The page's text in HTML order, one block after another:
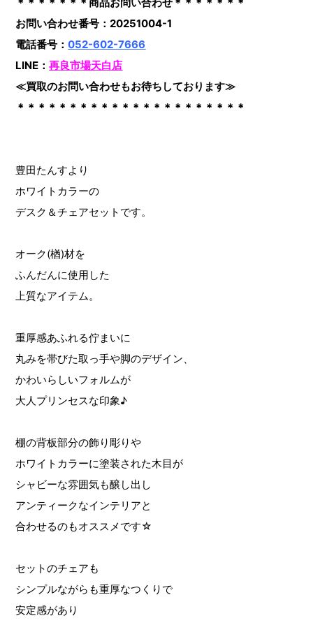
お問い合わせ番号：20251004-1
電話番号：052-602-7666
LINE：再良市場天白店
≪買取のお問い合わせもお待ちしております≫
＊＊＊＊＊＊＊＊＊＊＊＊＊＊＊＊＊＊＊＊＊＊
豊田たんすより
ホワイトカラーの
デスク＆チェアセットです。
オーク(楢)材を
ふんだんに使用した
上質なアイテム。
重厚感あふれる佇まいに
丸みを帯びた取っ手や脚のデザイン、
かわいらしいフォルムが
大人プリンセスな印象♪
棚の背板部分の飾り彫りや
ホワイトカラーに塗装された木目が
シャビーな雰囲気も醸し出し
アンティークなインテリアと
合わせるのもオススメです☆
セットのチェアも
シンプルながらも重厚なつくりで
安定感があり